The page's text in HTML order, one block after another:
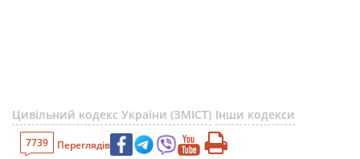
Цивільний кодекс України (ЗМІСТ) Інши кодекси
7739 Переглядів